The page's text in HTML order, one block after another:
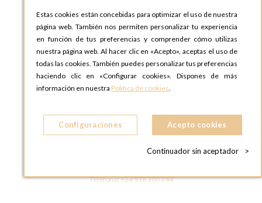
ESPAñA
Teléfono:+34 935 724 041
OPTIONS MADRID
C. Lucio Emilio Cándido, 6,
28803 Alcalá de Henares, Madrid
ESPAñA
OPTIONS MADRID SHOWROOM
28004 MADRID
Teléfono:+34 918 300 344
Estas cookies están concebidas para optimizar el uso de nuestra
página web. También nos permiten personalizar tu experiencia
en función de tus preferencias y comprender cómo utilizas
nuestra página web. Al hacer clic en «Acepto», aceptas el uso de
todas las cookies. También puedes personalizar tus preferencias
haciendo clic en «Configurar cookies». Dispones de más
información en nuestra Política de cookies.
Configuraciones Acepto cookies
Continuador sin aceptador >